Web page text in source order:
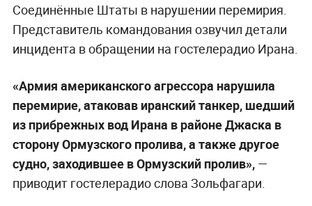
Соединённые Штаты в нарушении перемирия.
Представитель командования озвучил детали
инцидента в обращении на гостелерадио Ирана.
«Армия американского агрессора нарушила
перемирие, атаковав иранский танкер, шедший
из прибрежных вод Ирана в районе Джаска в
сторону Ормузского пролива, а также другое
судно, заходившее в Ормузский пролив»,—
приводит гостелерадио слова Зольфагари.